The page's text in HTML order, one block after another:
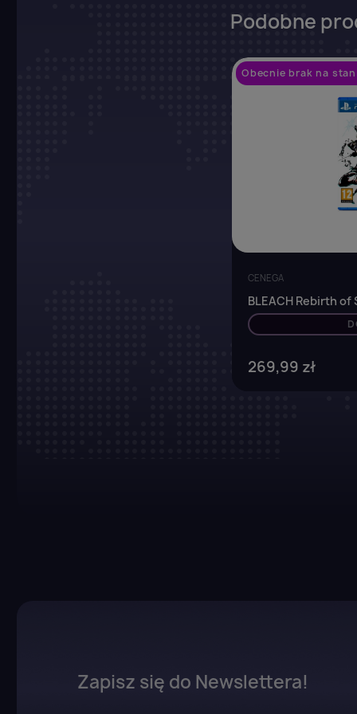
Podobne
Obecnie brak na
CENEGA
BLEACH Rebirth of
269,99 zł
Zapisz się do Newslettera!